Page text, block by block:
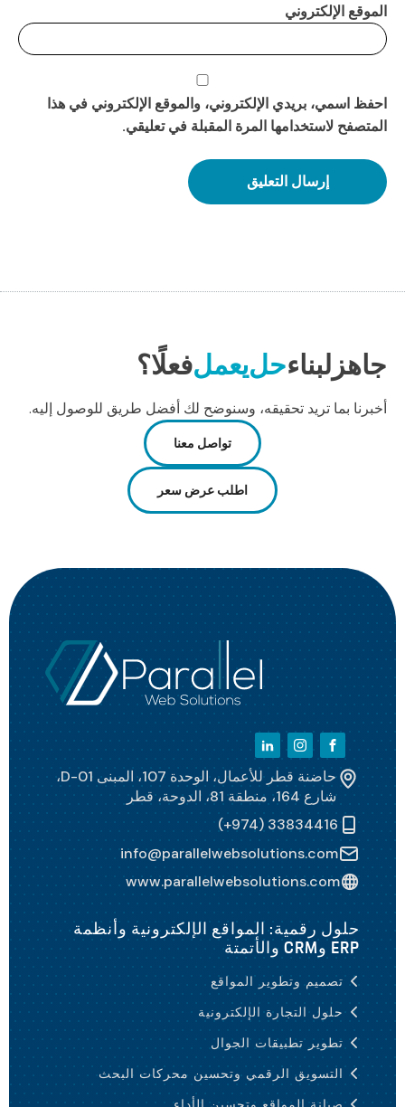
الموقع الإلكتروني
احفظ اسمي، بريدي الإلكتروني، والموقع الإلكتروني في هذا
المتصفح لاستخدامها المرة المقبلة في تعليقي.
جاهزلبناءحليعملفعلًا؟
أخبرنا بما تريد تحقيقه، وسنوضح لك أفضل طريق للوصول إليه.
تواصل معنا
اطلب عرض سعر
حاضنة قطر للأعمال، الوحدة 107، المبنى D-01،
شارع 164، منطقة 81، الدوحة، قطر
(+974) 33834416
info@parallelwebsolutions.com
www.parallelwebsolutions.com
حلول رقمية: المواقع الإلكترونية وأنظمة
ERP وCRM والأتمتة
تصميم وتطوير المواقع
حلول التجارة الإلكترونية
تطوير تطبيقات الجوال
التسويق الرقمي وتحسين محركات البحث